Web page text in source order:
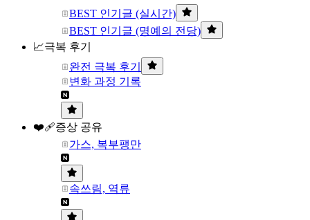
BEST 인기글 (실시간)
BEST 인기글 (명예의 전당)
📈극복 후기
완전 극복 후기
변화 과정 기록
❤️‍🩹증상 공유
가스, 복부팽만
속쓰림, 역류